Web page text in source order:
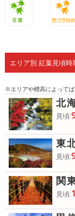
エリア別 紅葉見頃時
※エリアや標高によってば
北
見頃:
東
見頃:
関
見頃: